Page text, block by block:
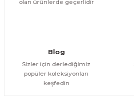
olan ürünlerde geçerlidir
Blog
Sizler için derlediğimiz
popüler koleksiyonları
keşfedin